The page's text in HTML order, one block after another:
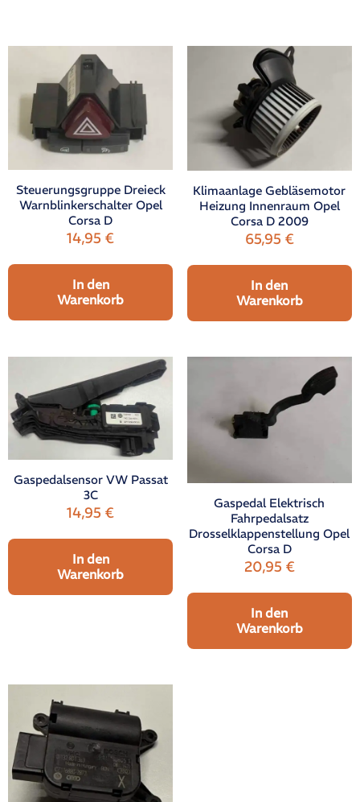
Steuerungsgruppe Dreieck
Warnblinkerschalter Opel
Corsa D
14,95€
In den
Warenkorb
Klimaanlage Gebläsemotor
Heizung Innenraum Opel
Corsa D 2009
65,95 €
In den
Warenkorb
Gaspedalsensor VW Passat
3C
14,95€
In den
Warenkorb
Gaspedal Elektrisch
Fahrpedalsatz
Drosselklappenstellung Opel
Corsa D
20,95 €
In den
Warenkorb